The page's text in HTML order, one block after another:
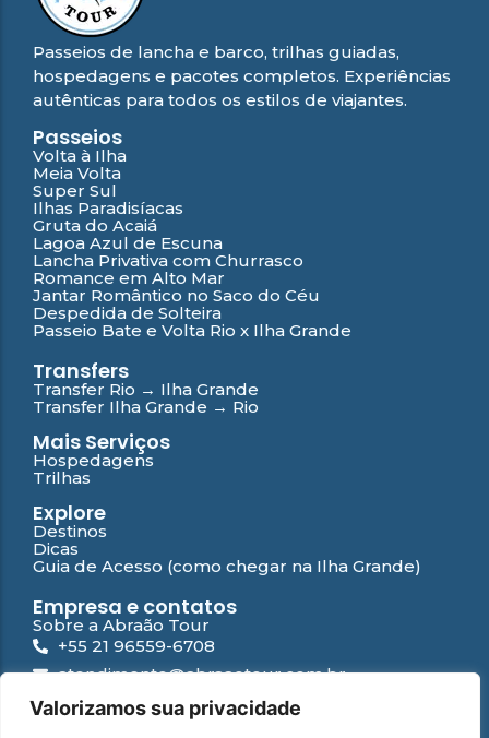
Valorizamos sua privacidade
Passeios de lancha e barco, trilhas guiadas,
hospedagens e pacotes completos. Experiências
autênticas para todos os estilos de viajantes.
Passeios
Volta à Ilha
Meia Volta
Super Sul
Ilhas Paradisíacas
Gruta do Acaiá
Lagoa Azul de Escuna
Lancha Privativa com Churrasco
Romance em Alto Mar
Jantar Romântico no Saco do Céu
Despedida de Solteira
Passeio Bate e Volta Rio x Ilha Grande
Transfers
Transfer Rio → Ilha Grande
Transfer Ilha Grande → Rio
Mais Serviços
Hospedagens
Trilhas
Explore
Destinos
Dicas
Guia de Acesso (como chegar na Ilha Grande)
Empresa e contatos
Sobre a Abraão Tour
+55 21 96559-6708
atendimento@abraaotour.com.br
Ilha Grande